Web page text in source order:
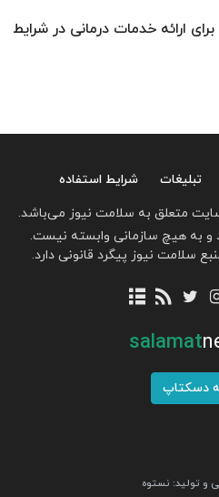
ارائه خدمات درمانی در شرایط
تبلیغات
شرایط استفاده
متعلق به سلامت نیوز می‌باشد.
و به هیچ سازمانی وابسته نیست.
سلامت نیوز پیگرد قانونی دارد.
salamat
دسکتاپ
و تولید: نستوه